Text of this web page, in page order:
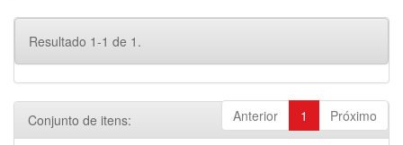
Resultado 1-1 de 1.
Anterior 1 Próximo
Conjunto de itens: